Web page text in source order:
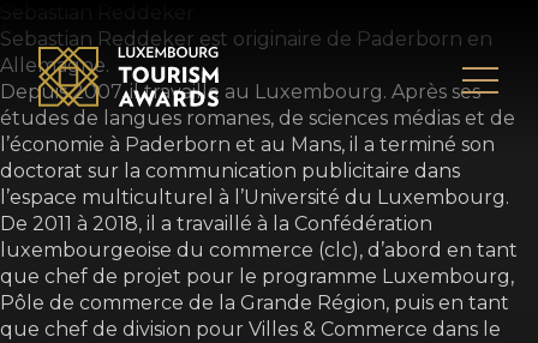
Skip to content
Sebastian Reddeker
Sebastian Reddeker est originaire de Paderborn en
Allemagne.
Depuis 2007, il travaille au Luxembourg. Après ses
études de langues romanes, de sciences médias et de
l’économie à Paderborn et au Mans, il a terminé son
doctorat sur la communication publicitaire dans
l’espace multiculturel à l’Université du Luxembourg.
De 2011 à 2018, il a travaillé à la Confédération
luxembourgeoise du commerce (clc), d’abord en tant
que chef de projet pour le programme Luxembourg,
Pôle de commerce de la Grande Région, puis en tant
que chef de division pour Villes & Commerce dans le